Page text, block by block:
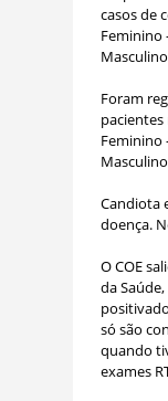
casos de
Feminino
Foram
Feminino
Candiota
doença.
O COE
da
só são
quando
exames